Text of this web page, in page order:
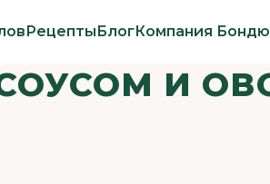
РецептыБлогКомпания
И